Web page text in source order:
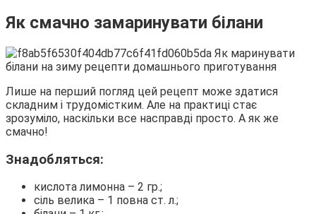
Як смачно замаринувати білани
Лише на перший погляд цей рецепт може здатися
складним і трудомістким. Але на практиці стає
зрозуміло, наскільки все насправді просто. А як же
смачно!
Знадобляться:
кислота лимонна – 2 гр.;
сіль велика – 1 повна ст. л.;